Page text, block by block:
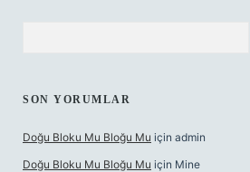
SON YORUMLAR
Doğu Bloku Mu Bloğu Mu için admin
Doğu Bloku Mu Bloğu Mu için Mine